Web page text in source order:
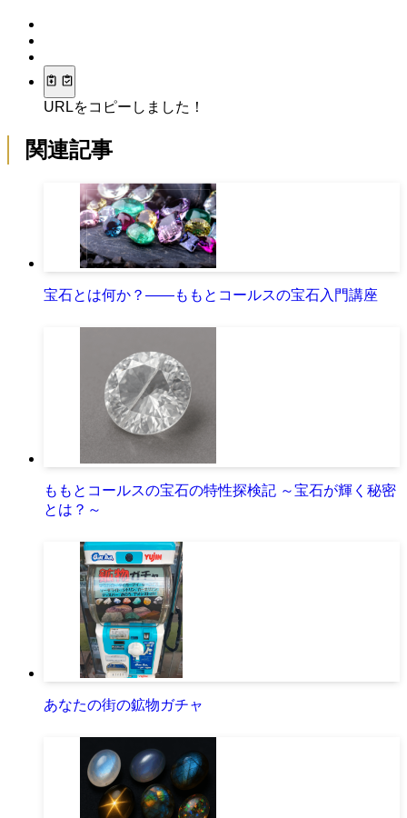
URLをコピーしました！
関連記事
宝石とは何か？――ももとコールスの宝石入門講座
ももとコールスの宝石の特性探検記 ～宝石が輝く秘密
とは？～
あなたの街の鉱物ガチャ